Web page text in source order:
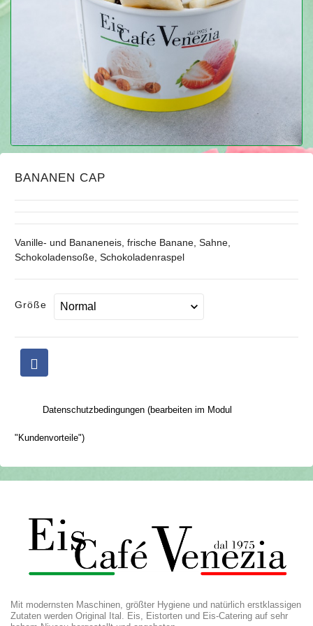
BANANEN CAP
Vanille- und Bananeneis, frische Banane, Sahne,
Schokoladensoße, Schokoladenraspel
Größe
Datenschutzbedingungen (bearbeiten im Modul
"Kundenvorteile")
Mit modernsten Maschinen, größter Hygiene und natürlich erstklassigen
Zutaten werden Original Ital. Eis, Eistorten und Eis-Catering auf sehr